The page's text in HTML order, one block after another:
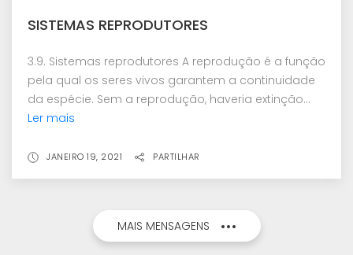
SISTEMAS REPRODUTORES
3.9. Sistemas reprodutores A reprodução é a função
pela qual os seres vivos garantem a continuidade
da espécie. Sem a reprodução, haveria extinção...
Ler mais
JANEIRO 19, 2021 PARTILHAR
MAIS MENSAGENS